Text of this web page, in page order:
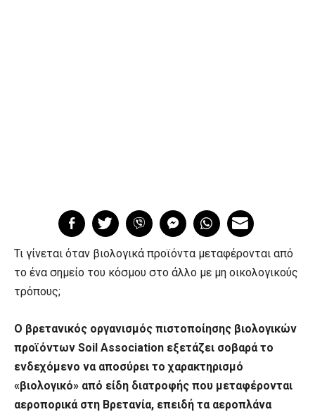
Τι γίνεται όταν βιολογικά προϊόντα μεταφέρονται από
το ένα σημείο του κόσμου στο άλλο με μη οικολογικούς
τρόπους;
Ο βρετανικός οργανισμός πιστοποίησης βιολογικών
προϊόντων Soil Association εξετάζει σοβαρά το
ενδεχόμενο να αποσύρει το χαρακτηρισμό
«βιολογικό» από είδη διατροφής που μεταφέρονται
αεροπορικά στη Βρετανία, επειδή τα αεροπλάνα